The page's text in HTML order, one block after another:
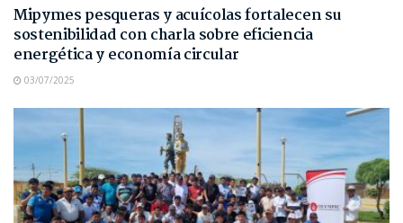
Mipymes pesqueras y acuícolas fortalecen su
sostenibilidad con charla sobre eficiencia
energética y economía circular
03/07/2025